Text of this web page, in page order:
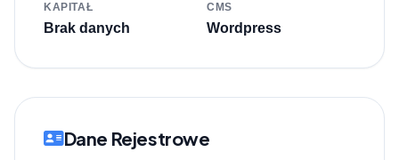
KAPITAŁ
Brak danych
CMS
Wordpress
Dane Rejestrowe